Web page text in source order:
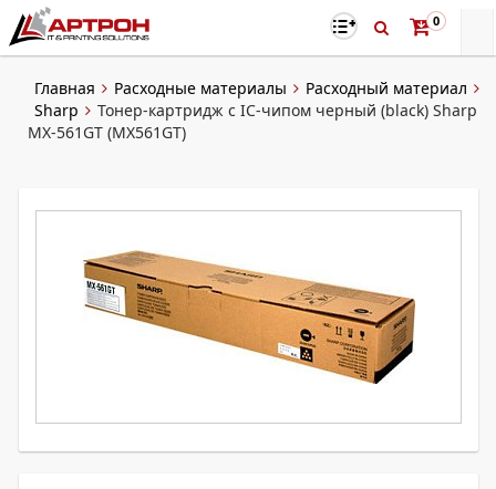
0
Главная Расходные материалы
Расходный материал
Sharp
Тонер-картридж с IC-чипом черный (black) Sharp
MX-561GT (MX561GT)